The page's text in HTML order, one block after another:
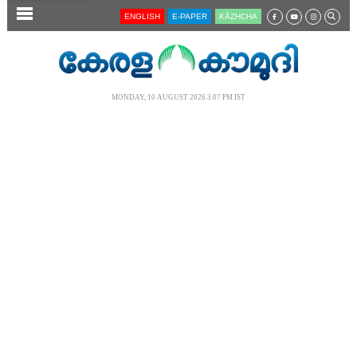
SECTIONS ENGLISH E-PAPER KĀZHCHA
MONDAY, 10 AUGUST 2026 3.07 PM IST